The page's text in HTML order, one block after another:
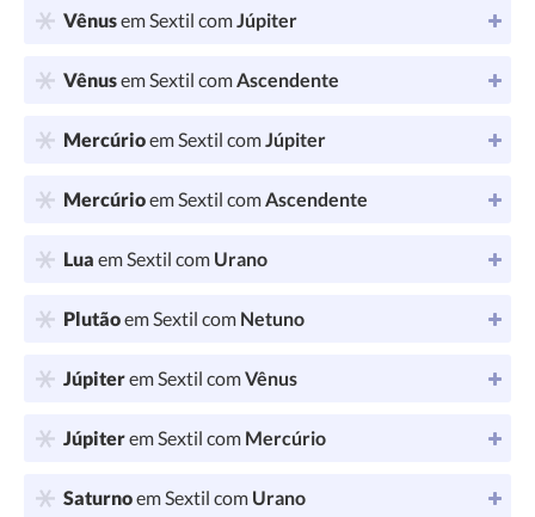
Vênusem Sextil comJúpiter
Vênusem Sextil comAscendente
Mercúrioem Sextil comJúpiter
Mercúrioem Sextil comAscendente
Lua em Sextil com Urano
Plutãoem Sextil com Netuno
Júpiterem Sextil comVênus
Júpiterem Sextil com Mercúrio
Saturnoem Sextil com Urano